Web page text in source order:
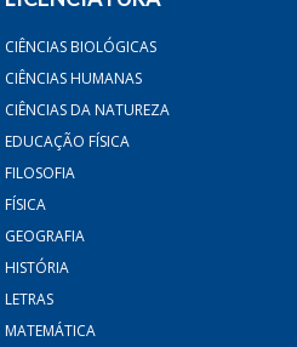
CIÊNCIAS BIOLÓGICAS
CIÊNCIAS HUMANAS
CIÊNCIAS DA NATUREZA
EDUCAÇÃO FÍSICA
FILOSOFIA
FÍSICA
GEOGRAFIA
HISTÓRIA
LETRAS
MATEMÁTICA